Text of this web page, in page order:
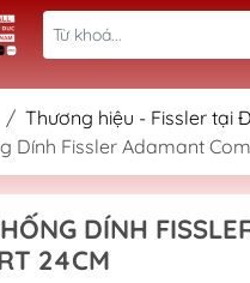
/ Thương hiệu - Fissler tại
Dính Fissler Adamant
DÍNH
24CM